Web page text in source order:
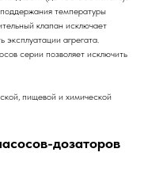
температуры
клапан исключает
эксплуатации агрегата.
серии позволяет исключить
пищевой и химической
дозаторов